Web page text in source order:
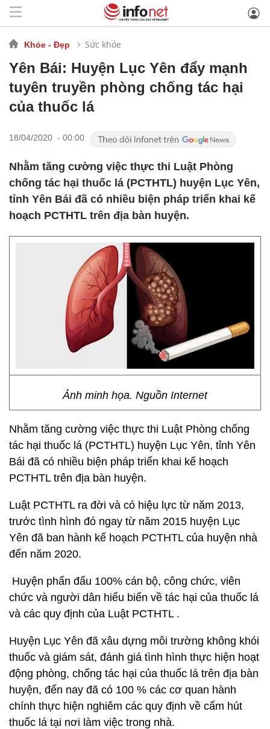
Khỏe - Đẹp Sức khỏe
Yên Bái: Huyện Lục Yên đẩy mạnh
tuyên truyền phòng chống tác hại
của thuốc lá
18/04/2020 - 00:00
Nhằm tăng cường việc thực thi Luật Phòng
chống tác hại thuốc lá (PCTHTL) huyện Lục Yên,
tỉnh Yên Bái đã có nhiều biện pháp triển khai kế
hoạch PCTHTL trên địa bàn huyện.
Ảnh minh họa. Nguồn Internet
Nhằm tăng cường việc thực thi Luật Phòng chống
tác hại thuốc lá (PCTHTL) huyện Lục Yên, tỉnh Yên
Bái đã có nhiều biện pháp triển khai kế hoạch
PCTHTL trên địa bàn huyện.
Luật PCTHTL ra đời và có hiệu lực từ năm 2013,
trước tình hình đó ngay từ năm 2015 huyện Lục
Yên đã ban hành kế hoạch PCTHTL của huyện nhà
đến năm 2020.
Huyện phấn đấu 100% cán bộ, công chức, viên
chức và người dân hiểu biến về tác hại của thuốc lá
và các quy định của Luật PCTHTL .
Huyện Lục Yên đã xâu dựng môi trường không khói
thuốc và giám sát, đánh giá tình hình thực hiện hoạt
động phòng, chống tác hại của thuốc lá trên địa bàn
huyện, đến nay đã có 100 % các cơ quan hành
chính thực hiện nghiêm các quy định về cấm hút
thuốc lá tại nơi làm việc trong nhà.